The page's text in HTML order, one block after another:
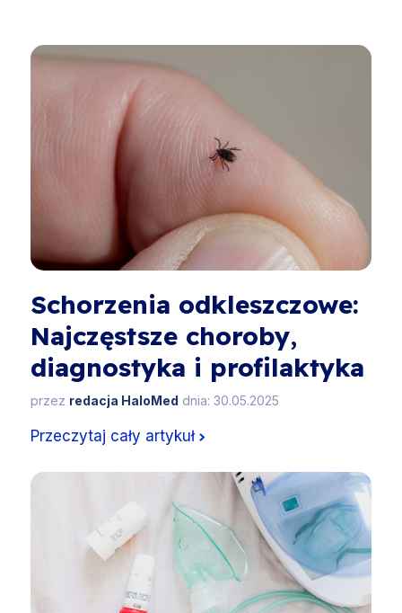
Schorzenia odkleszczowe:
Najczęstsze choroby,
diagnostyka i profilaktyka
przez redacja HaloMed dnia: 30.05.2025
Przeczytaj cały artykuł